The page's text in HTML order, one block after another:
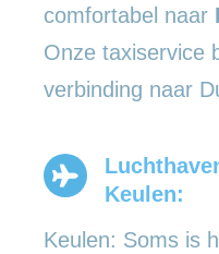
comfortabel naar
Onze taxiservice
verbinding naar
Keulen:
Keulen: Soms is